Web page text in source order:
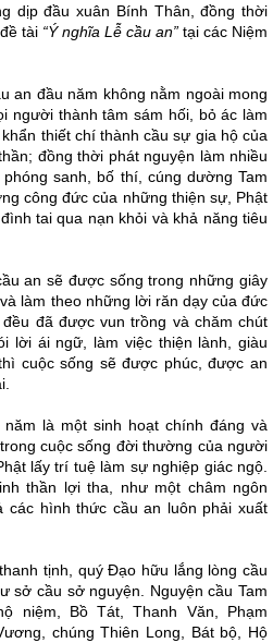
dịp đầu xuân Bính Thân, đồng thời
tài “Ý nghĩa Lễ cầu an” tại các Niệm
an đầu năm không nằm ngoài mong
người thành tâm sám hối, bỏ ác làm
thiết chí thành cầu sự gia hộ của
đồng thời phát nguyện làm nhiều
sanh, bố thí, cúng dường Tam
công đức của những thiện sự, Phật
tai qua nạn khỏi và khả năng tiêu
an sẽ được sống trong những giây
làm theo những lời răn dạy của đức
đã được vun trồng và chăm chút
lời ái ngữ, làm việc thiện lành, giàu
cuộc sống sẽ được phúc, được an
là một sinh hoạt chính đáng và
cuộc sống đời thường của người
lấy trí tuệ làm sự nghiệp giác ngộ.
thần lợi tha, như một châm ngôn
các hình thức cầu an luôn phải xuất
tịnh, quý Đạo hữu lắng lòng cầu
sở cầu sở nguyện. Nguyện cầu Tam
niệm, Bồ Tát, Thanh Văn, Phạm
chúng Thiên Long, Bát bộ, Hộ